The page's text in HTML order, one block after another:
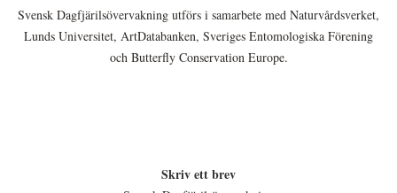
Svensk Dagfjärilsövervakning utförs i samarbete med Naturvårdsverket,
Lunds Universitet, ArtDatabanken, Sveriges Entomologiska Förening
och Butterfly Conservation Europe.
Skriv ett brev